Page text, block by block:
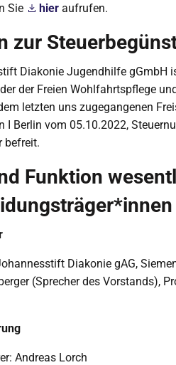
Sie
hier aufrufen.
zur
Diakonie Jugendhilfe gGmbH
der Freien Wohlfahrtspflege
letzten uns zugegangenen
I Berlin vom 05.10.2022,
befreit.
Funktion
Diakonie gAG,
(Sprecher des Vorstands),
Andreas Lorch